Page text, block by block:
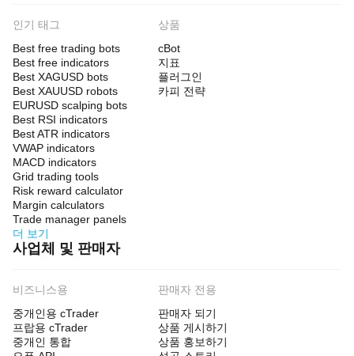
인기 태그
Best free trading bots
Best free indicators
Best XAGUSD bots
Best XAUUSD robots
EURUSD scalping bots
Best RSI indicators
Best ATR indicators
VWAP indicators
MACD indicators
Grid trading tools
Risk reward calculator
Margin calculators
Trade manager panels
더 보기
상품
cBot
지표
플러그인
카피 전략
사업체 및 판매자
비즈니스용
중개인용 cTrader
프랍용 cTrader
중개인 통합
판매자 전용
판매자 되기
상품 게시하기
상품 홍보하기